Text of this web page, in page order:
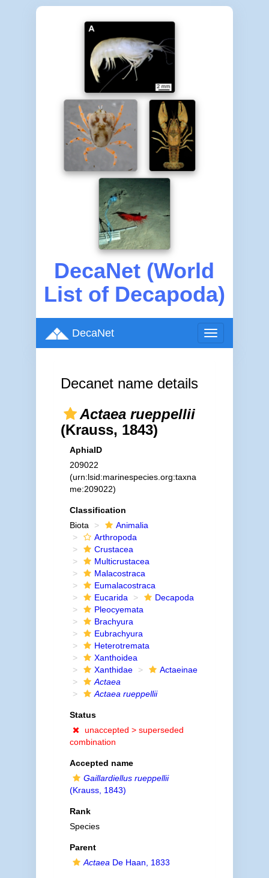
DecaNet (World
List of Decapoda)
Toggle
navigation
DecaNet
Decanet name details
Actaea rueppellii
(Krauss, 1843)
AphiaID
209022
(urn:lsid:marinespecies.org:taxna
me:209022)
Classification
Biota
Animalia
Arthropoda
Crustacea
Multicrustacea
Malacostraca
Eumalacostraca
Eucarida
Decapoda
Pleocyemata
Brachyura
Eubrachyura
Heterotremata
Xanthoidea
Xanthidae
Actaeinae
Actaea
Actaea rueppellii
Status
unaccepted > superseded
combination
Accepted name
Gaillardiellus rueppellii
(Krauss, 1843)
Rank
Species
Parent
Actaea De Haan, 1833